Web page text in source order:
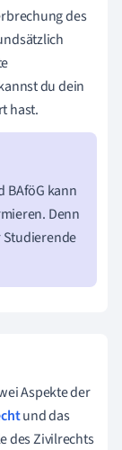
des
du dein
hast.
BAföG kann
Denn
Studierende
Aspekte der
und das
des Zivilrechts